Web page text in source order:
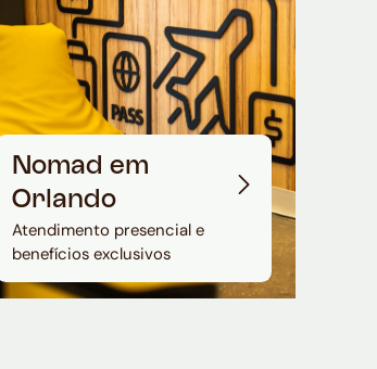
Nomad em
Orlando
Atendimento presencial e
benefícios exclusivos